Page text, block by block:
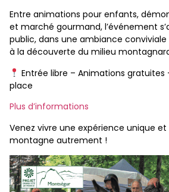
Entre animations pour enfants,
et marché gourmand, l’événement
public, dans une ambiance
à la découverte du milieu
Entrée libre – Animations gratuites
place
Plus d’informations
Venez vivre une expérience unique
montagne autrement !